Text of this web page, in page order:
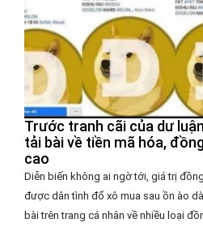
Trước tranh cãi của dư
tải bài về tiền mã hóa,
cao
Diễn biến không ai ngờ tới, giá trị
được dân tình đổ xô mua sau ồn ào
bài trên trang cá nhân về nhiều loại